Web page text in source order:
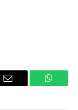
Email